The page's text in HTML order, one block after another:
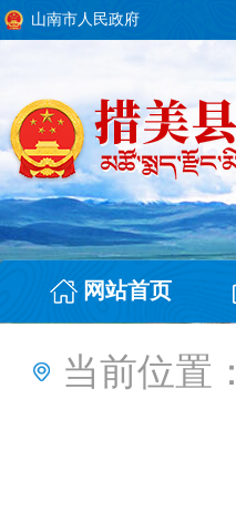
山南市人民政府
网站首页
当前位置：